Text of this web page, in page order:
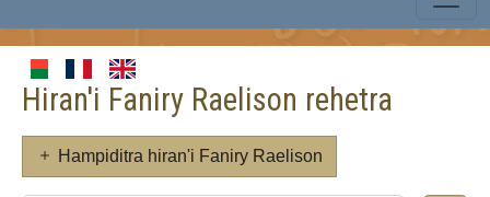
Hiran'i Faniry Raelison rehetra
Hampiditra hiran'i Faniry Raelison